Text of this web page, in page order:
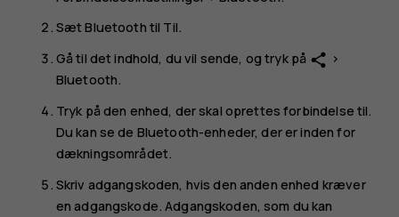
SætBluetooth til Til.
Gå til det indhold, du vil sende, og tryk på share >
Bluetooth.
Tryk på den enhed, der skal oprettes forbindelse til.
Du kan se de Bluetooth-enheder, der er inden for
dækningsområdet.
Skriv adgangskoden, hvis den anden enhed kræver
en adgangskode. Adgangskoden, som du kan